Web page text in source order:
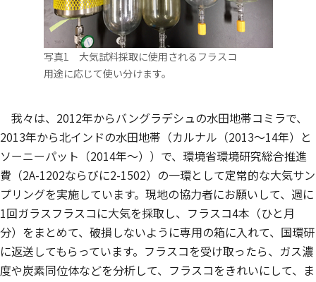
写真1 大気試料採取に使用されるフラスコ
用途に応じて使い分けます。
我々は、2012年からバングラデシュの水田地帯コミラで、
2013年から北インドの水田地帯（カルナル（2013～14年）と
ソーニーパット（2014年～））で、環境省環境研究総合推進
費（2A-1202ならびに2-1502）の一環として定常的な大気サン
プリングを実施しています。現地の協力者にお願いして、週に
1回ガラスフラスコに大気を採取し、フラスコ4本（ひと月
分）をまとめて、破損しないように専用の箱に入れて、国環研
に返送してもらっています。フラスコを受け取ったら、ガス濃
度や炭素同位体などを分析して、フラスコをきれいにして、ま